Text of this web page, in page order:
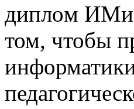
диплoм
том, чтобы